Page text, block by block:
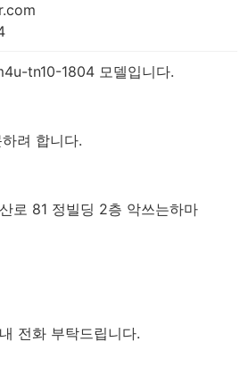
tn10-1804 모델입니다.
려 합니다.
로 81 정빌딩 2층 악쓰는하마
전화 부탁드립니다.